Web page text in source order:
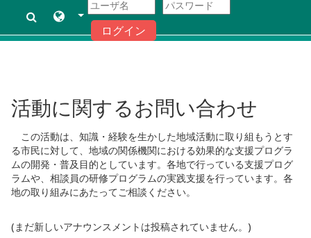
ログイン
活動に関するお問い合わせ
この活動は、知識・経験を生かした地域活動に取り組もうとす
る市民に対して、地域の関係機関における効果的な支援プログラ
ムの開発・普及目的としています。各地で行っている支援プログ
ラムや、相談員の研修プログラムの実践支援を行っています。各
地の取り組みにあたってご相談ください。
(まだ新しいアナウンスメントは投稿されていません。)